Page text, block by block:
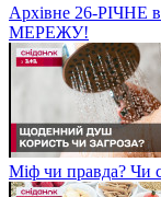
Архівне 26-РІЧНЕ
МЕРЕЖУ!
Міф чи правда? Чи